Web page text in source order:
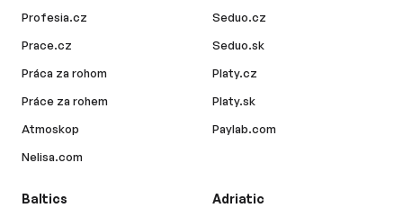
Profesia.cz
Prace.cz
Práca za rohom
Práce za rohem
Atmoskop
Nelisa.com
Seduo.cz
Seduo.sk
Platy.cz
Platy.sk
Paylab.com
Baltics Adriatic